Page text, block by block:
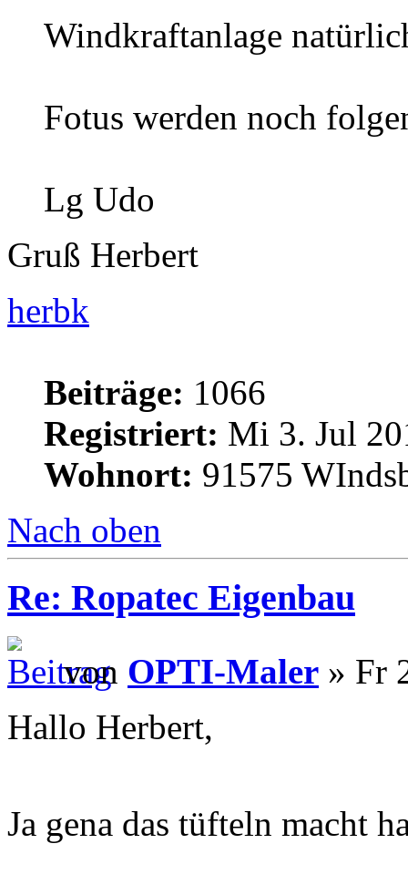
Windkraftanlage
Fotus werden noch
Lg Udo
Gruß Herbert
herbk
Beiträge: 1066
Registriert: Mi 3. Jul
Wohnort: 91575
Nach oben
Re: Ropatec Eigenbau
von OPTI-Maler » Fr
Hallo Herbert,
Ja gena das tüfteln macht